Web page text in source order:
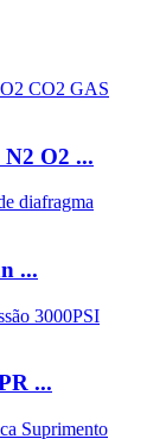
O2 ...
...
...